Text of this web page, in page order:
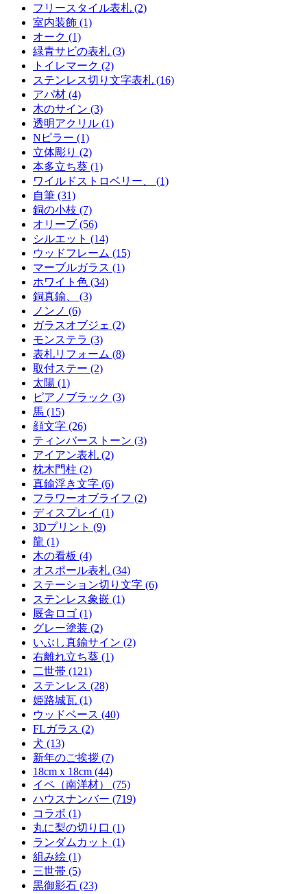
フリースタイル表札 (2)
室内装飾 (1)
オーク (1)
緑青サビの表札 (3)
トイレマーク (2)
ステンレス切り文字表札 (16)
アパ材 (4)
木のサイン (3)
透明アクリル (1)
Nピラー (1)
立体彫り (2)
本多立ち葵 (1)
ワイルドストロベリー、 (1)
自筆 (31)
銅の小枝 (7)
オリーブ (56)
シルエット (14)
ウッドフレーム (15)
マーブルガラス (1)
ホワイト色 (34)
銅真鍮、 (3)
ノンノ (6)
ガラスオブジェ (2)
モンステラ (3)
表札リフォーム (8)
取付ステー (2)
太陽 (1)
ピアノブラック (3)
馬 (15)
顔文字 (26)
ティンバーストーン (3)
アイアン表札 (2)
枕木門柱 (2)
真鍮浮き文字 (6)
フラワーオブライフ (2)
ディスプレイ (1)
3Dプリント (9)
龍 (1)
木の看板 (4)
オスポール表札 (34)
ステーション切り文字 (6)
ステンレス象嵌 (1)
厩舎ロゴ (1)
グレー塗装 (2)
いぶし真鍮サイン (2)
右離れ立ち葵 (1)
二世帯 (121)
ステンレス (28)
姫路城瓦 (1)
ウッドベース (40)
FLガラス (2)
犬 (13)
新年のご挨拶 (7)
18cm x 18cm (44)
イペ（南洋材） (75)
ハウスナンバー (719)
コラボ (1)
丸に梨の切り口 (1)
ランダムカット (1)
組み絵 (1)
三世帯 (5)
黒御影石 (23)